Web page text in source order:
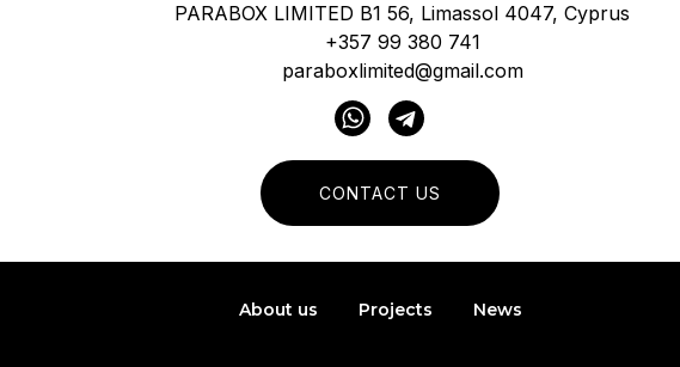
PARABOX LIMITED B1 56, Limassol 4047, Cyprus
+357 99 380 741
paraboxlimited@gmail.com
CONTACT US
About us Projects News